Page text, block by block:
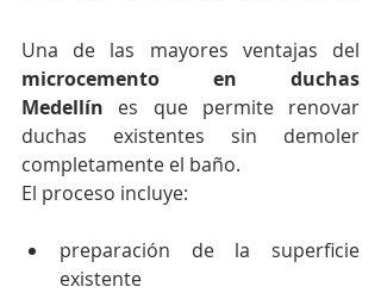
microcemento en duchas
Medellín es que permite renovar
duchas existentes sin demoler
completamente el baño.
El proceso incluye:
preparación de la superficie
existente